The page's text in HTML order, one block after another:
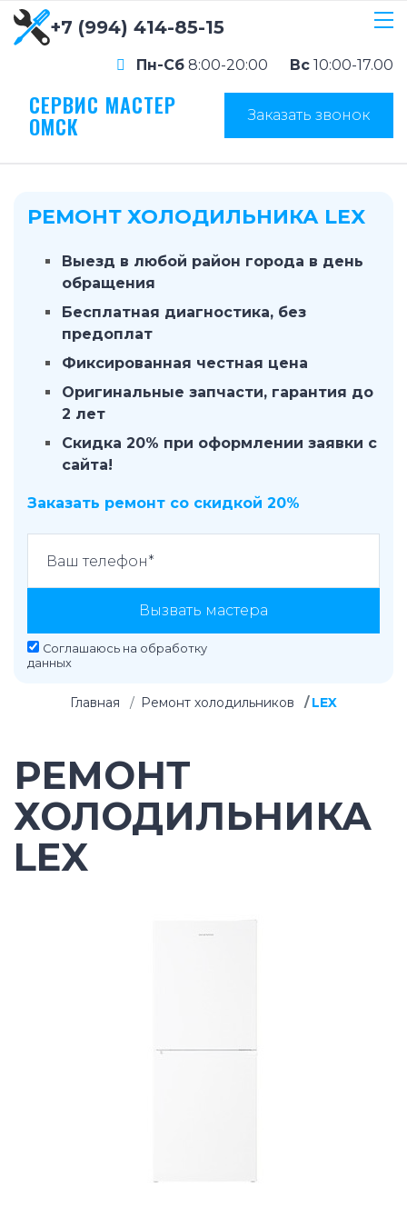
+7 (994) 414-85-15
Пн-Сб 8:00-20:00 Вс 10:00-17.00
СЕРВИС МАСТЕР
ОМСК Заказать звонок
РЕМОНТ ХОЛОДИЛЬНИКА LEX
Выезд в любой район города в день
обращения
Бесплатная диагностика, без
предоплат
Фиксированная честная цена
Оригинальные запчасти, гарантия до
2 лет
Скидка 20% при оформлении заявки с
сайта!
Заказать ремонт со скидкой 20%
Вызвать мастера
Соглашаюсь на обработку
данных
Главная Ремонт холодильников LEX
РЕМОНТ
ХОЛОДИЛЬНИКА
LEX